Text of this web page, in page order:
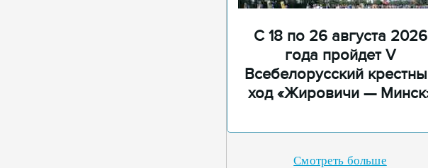
С 18 по 26 августа 2026
года пройдет V
Всебелорусский
ход «Жировичи —
Смотреть больше